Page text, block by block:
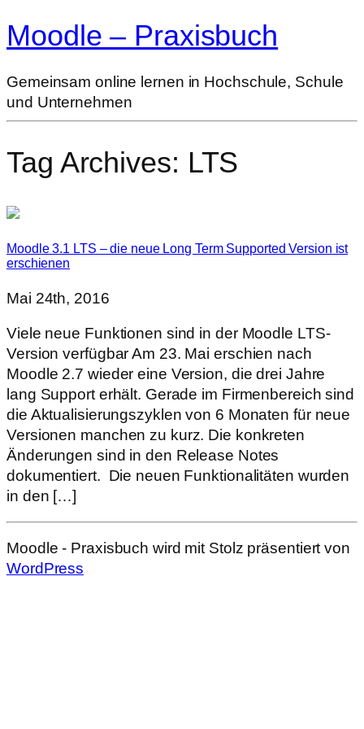
Moodle – Praxisbuch
Gemeinsam online lernen in Hochschule, Schule
und Unternehmen
Tag Archives: LTS
Moodle 3.1 LTS – die neue Long Term Supported Version ist
erschienen
Mai 24th, 2016
Viele neue Funktionen sind in der Moodle LTS-
Version verfügbar Am 23. Mai erschien nach
Moodle 2.7 wieder eine Version, die drei Jahre
lang Support erhält. Gerade im Firmenbereich sind
die Aktualisierungszyklen von 6 Monaten für neue
Versionen manchen zu kurz. Die konkreten
Änderungen sind in den Release Notes
dokumentiert. Die neuen Funktionalitäten wurden
in den […]
Moodle - Praxisbuch wird mit Stolz präsentiert von
WordPress